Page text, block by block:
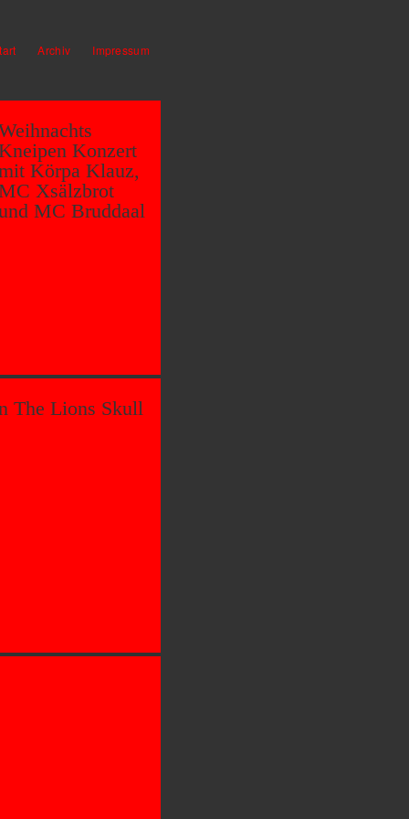
Archiv Impressum
Konzert
Körpa Klauz,
Xsälzbrot
MC Bruddaal
The Lions Skull